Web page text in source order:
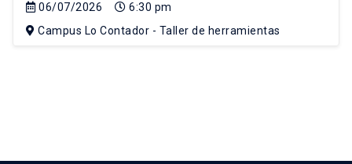
06/07/2026
6:30 pm
Campus Lo Contador - Taller de herramientas